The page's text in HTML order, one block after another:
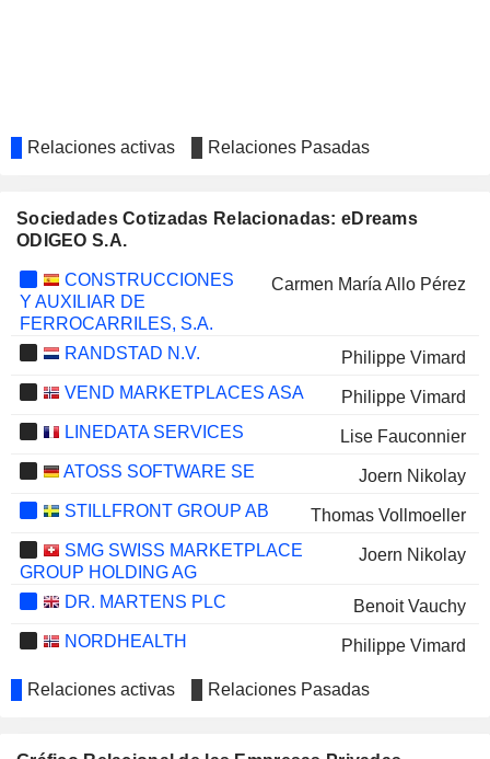
Relaciones activas Relaciones Pasadas
Sociedades Cotizadas Relacionadas: eDreams
ODIGEO S.A.
CONSTRUCCIONES
Y AUXILIAR DE
FERROCARRILES, S.A.
Carmen María Allo Pérez
RANDSTAD N.V.
Philippe Vimard
VEND MARKETPLACES ASA
Philippe Vimard
LINEDATA SERVICES
Lise Fauconnier
ATOSS SOFTWARE SE
Joern Nikolay
STILLFRONT GROUP AB
Thomas Vollmoeller
SMG SWISS MARKETPLACE
GROUP HOLDING AG
Joern Nikolay
DR. MARTENS PLC
Benoit Vauchy
NORDHEALTH
Philippe Vimard
Relaciones activas Relaciones Pasadas